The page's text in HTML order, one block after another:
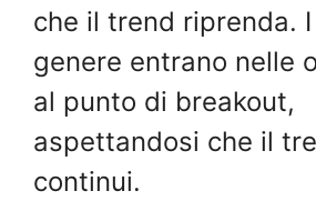
che il trend riprenda.
genere entrano nelle
al punto di breakout,
aspettandosi che il
continui.